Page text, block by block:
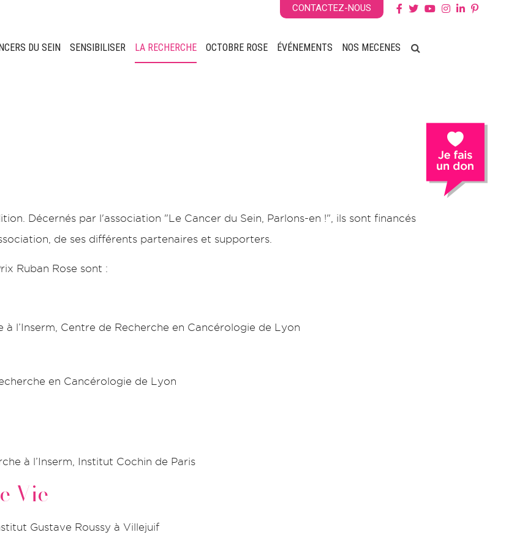
CONTACTEZ-NOUS
DU SEIN SENSIBILISER LA RECHERCHE OCTOBRE ROSE ÉVÉNEMENTS NOS MECENES
Décernés par l'association "Le Cancer du Sein, Parlons-en !", ils sont financés
de ses différents partenaires et supporters.
Ruban Rose sont :
à l’Inserm, Centre de Recherche en Cancérologie de Lyon
en Cancérologie de Lyon
à l’Inserm, Institut Cochin de Paris
Vie
Gustave Roussy à Villejuif